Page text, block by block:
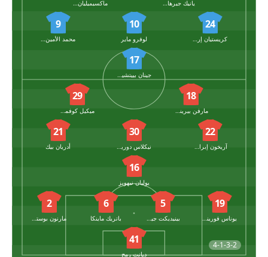
24
10
لوفرو ماير
9
17
4-1-3-2
18
29
22
30
21
أدريان بيك
16
يوليان نيهويز
19
5
6
باتريك ماينكا
2
41
ديانت رمج